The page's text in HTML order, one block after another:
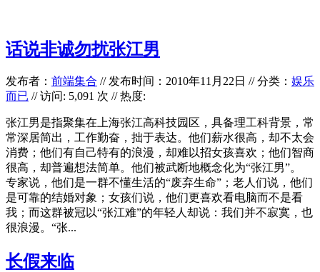
话说非诚勿扰张江男
发布者： 前端集合 //发布时间：2010年11月22日 //分类： 娱乐
而已 // 访问: 5,091 次 // 热度:
张江男是指聚集在上海张江高科技园区，具备理工科背景，常
常深居简出，工作勤奋，拙于表达。他们薪水很高，却不太会
消费；他们有自己特有的浪漫，却难以招女孩喜欢；他们智商
很高，却普遍想法简单。他们被武断地概念化为“张江男”。
专家说，他们是一群不懂生活的“废弃生命”；老人们说，他们
是可靠的结婚对象；女孩们说，他们更喜欢看电脑而不是看
我；而这群被冠以“张江难”的年轻人却说：我们并不寂寞，也
很浪漫。“张...
长假来临